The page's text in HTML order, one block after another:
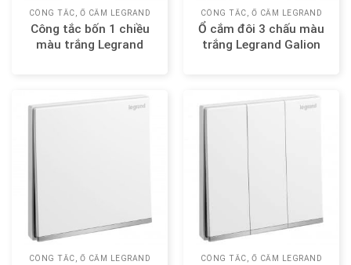
CÔNG TẮC, Ổ CẮM LEGRAND
Công tắc bốn 1 chiều
màu trắng Legrand
CÔNG TẮC, Ổ CẮM LEGRAND
Ổ cắm đôi 3 chấu màu
trắng Legrand Galion
CÔNG TẮC, Ổ CẮM LEGRAND CÔNG TẮC, Ổ CẮM LEGRAND